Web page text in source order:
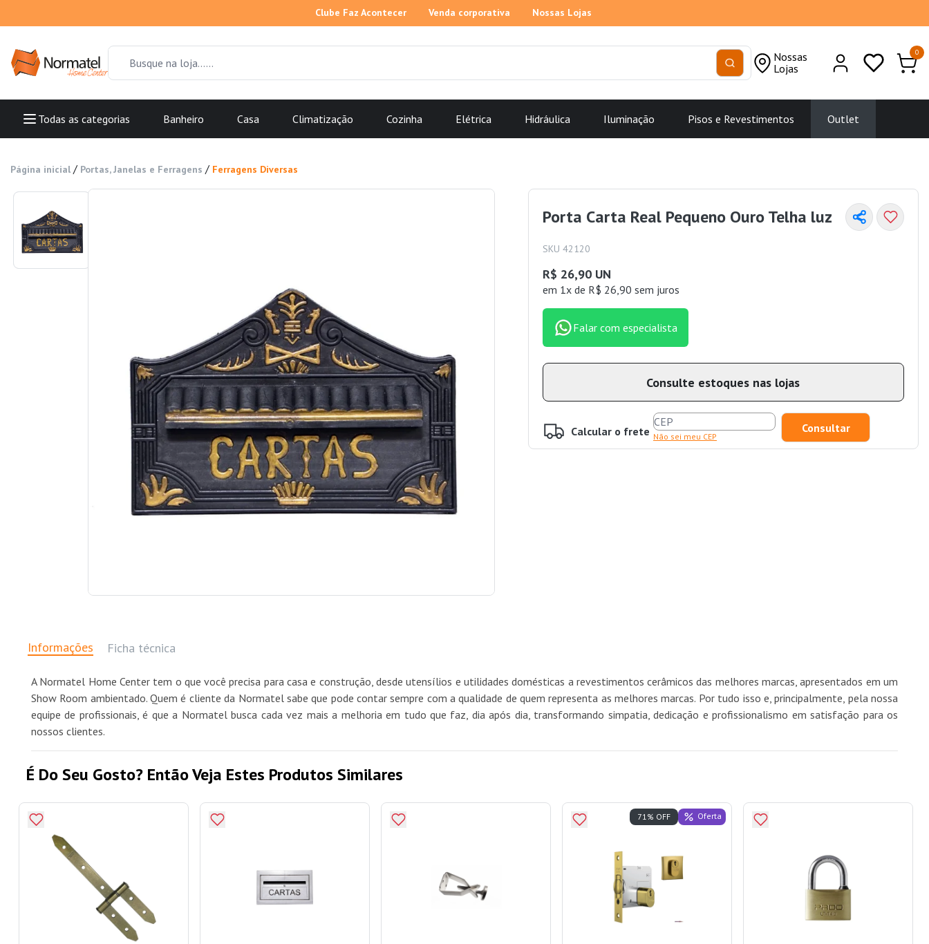
Clube Faz Acontecer Venda corporativa Nossas Lojas
Nossas
Lojas
0
Todas as categorias Banheiro Casa Climatização Cozinha Elétrica Hidráulica Iluminação Pisos e Revestimentos Outlet
Página inicial / Portas, Janelas e Ferragens / Ferragens Diversas
Porta Carta Real Pequeno Ouro Telha luz
SKU 42120
R$ 26,90 UN
em 1x de R$ 26,90 sem juros
Falar com especialista
Consulte estoques nas lojas
Calcular o frete Não sei meu CEP
Informações Ficha técnica
A Normatel Home Center tem o que você precisa para casa e construção, desde utensílios e utilidades domésticas a revestimentos cerâmicos das melhores marcas, apresentados em um
Show Room ambientado. Quem é cliente da Normatel sabe que pode contar sempre com a qualidade de quem representa as melhores marcas. Por tudo isso e, principalmente, pela nossa
equipe de profissionais, é que a Normatel busca cada vez mais a melhoria em tudo que faz, dia após dia, transformando simpatia, dedicação e profissionalismo em satisfação para os
nossos clientes.
É Do Seu Gosto? Então Veja Estes Produtos Similares
71% OFF Oferta